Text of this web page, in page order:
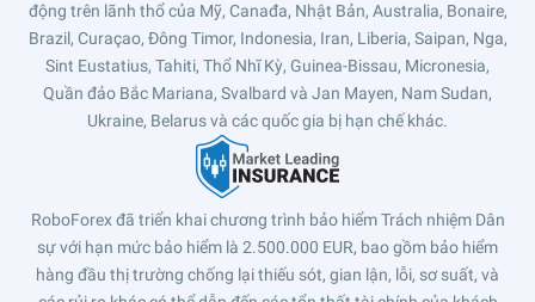
động trên lãnh thổ của Mỹ, Canađa, Nhật Bản, Australia, Bonaire,
Brazil, Curaçao, Đông Timor, Indonesia, Iran, Liberia, Saipan, Nga,
Sint Eustatius, Tahiti, Thổ Nhĩ Kỳ, Guinea-Bissau, Micronesia,
Quần đảo Bắc Mariana, Svalbard và Jan Mayen, Nam Sudan,
Ukraine, Belarus và các quốc gia bị hạn chế khác.
RoboForex đã triển khai chương trình bảo hiểm Trách nhiệm Dân
sự với hạn mức bảo hiểm là 2.500.000 EUR, bao gồm bảo hiểm
hàng đầu thị trường chống lại thiếu sót, gian lận, lỗi, sơ suất, và